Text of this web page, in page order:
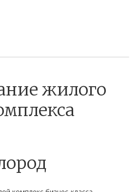
жилого